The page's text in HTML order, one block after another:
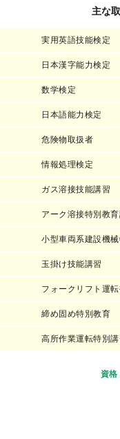
主な
実用英語技能検定
日本漢字能力検定
数学検定
日本語能力検定
危険物取扱者
情報処理検定
ガス溶接技能講習
アーク溶接特別教育
小型車両系建設機
玉掛け技能講習
フォークリフト運
締め固め特別教育
高所作業運転特別講
資格